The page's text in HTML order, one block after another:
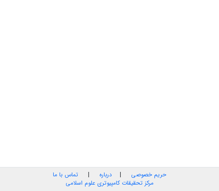
حریم خصوصی | درباره | تماس با ما
مرکز تحقیقات کامپیوتری علوم اسلامی